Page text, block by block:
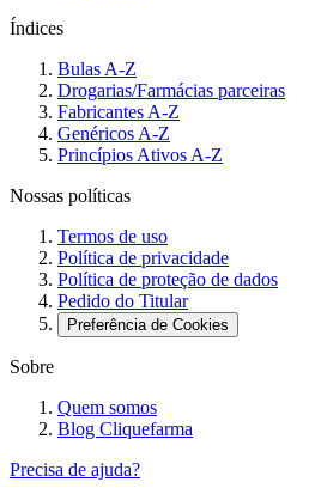
Índices
Bulas A-Z
Drogarias/Farmácias parceiras
Fabricantes A-Z
Genéricos A-Z
Princípios Ativos A-Z
Nossas políticas
Termos de uso
Política de privacidade
Política de proteção de dados
Pedido do Titular
Preferência de Cookies
Sobre
Quem somos
Blog Cliquefarma
Precisa de ajuda?